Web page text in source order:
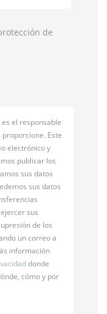
de
es el responsable
Este
electrónico y
publicar los
sus datos
sus datos
sus
de los
un correo a
información
donde
cómo y por